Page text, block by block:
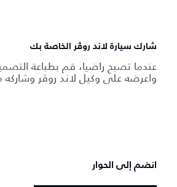
شارك سيارة لاند روڤر الخاصة بك
عندما تصبح راضيا، قم بطباعة
واعرضه على وكيل لاند روڤر
انضم إلى الحوار